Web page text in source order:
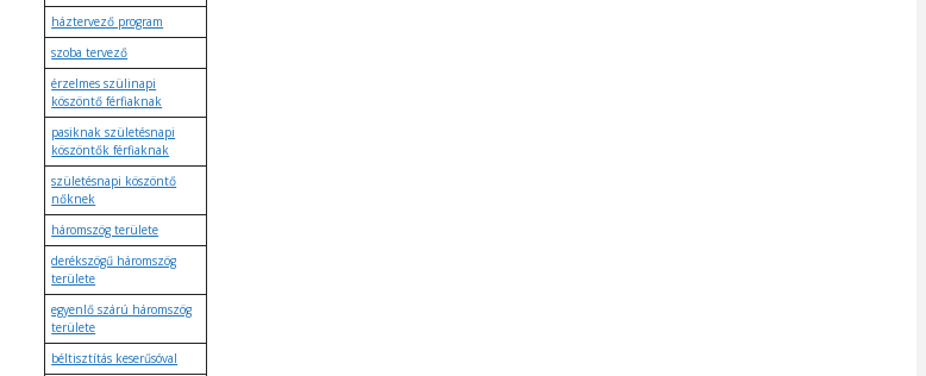
háztervező program
szoba tervező
érzelmes szülinapi
köszöntő férfiaknak
pasiknak születésnapi
köszöntők férfiaknak
születésnapi köszöntő
nőknek
háromszög területe
derékszögű háromszög
területe
egyenlő szárú háromszög
területe
béltisztítás keserűsóval